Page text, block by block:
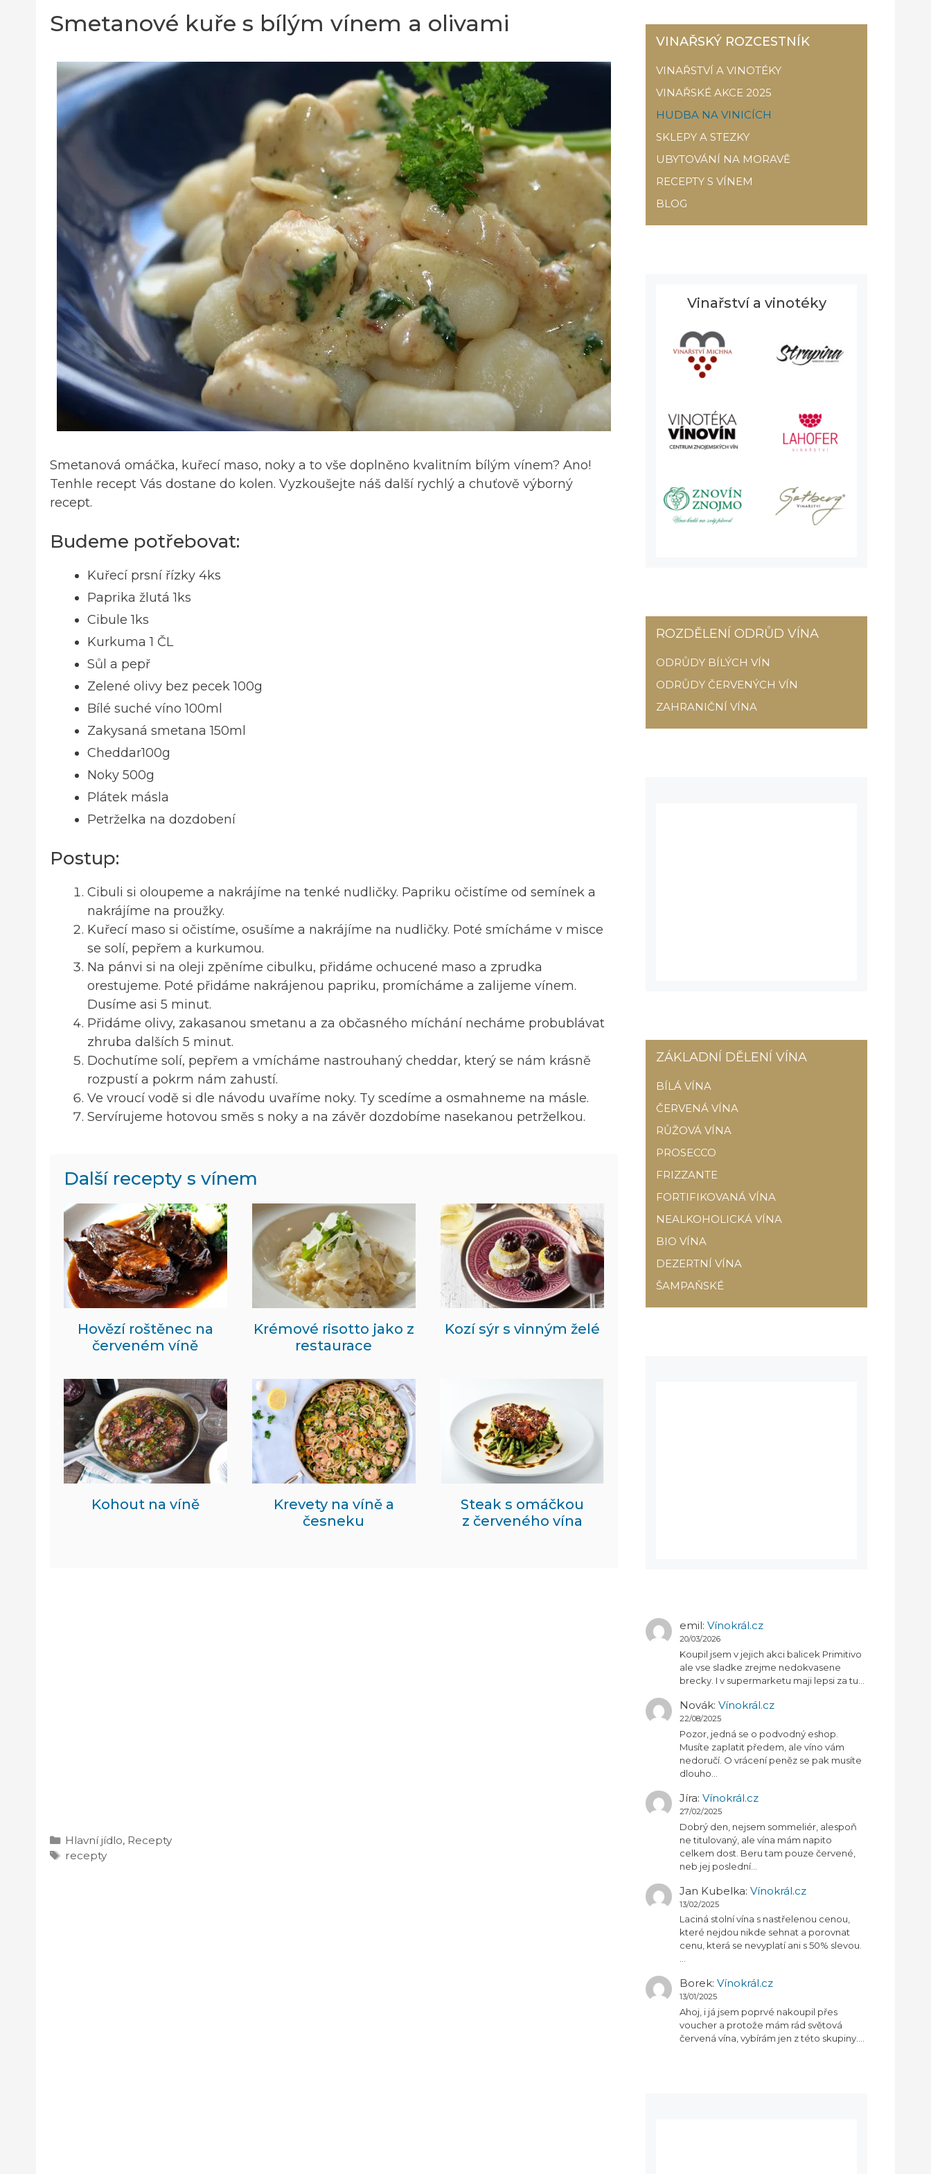
Smetanové kuře s bílým vínem a olivami
Smetanová omáčka, kuřecí maso, noky a to vše doplněno kvalitním bílým vínem? Ano!
Tenhle recept Vás dostane do kolen. Vyzkoušejte náš další rychlý a chuťově výborný
recept.
Budeme potřebovat:
Kuřecí prsní řízky 4ks
Paprika žlutá 1ks
Cibule 1ks
Kurkuma 1 ČL
Sůl a pepř
Zelené olivy bez pecek 100g
Bílé suché víno 100ml
Zakysaná smetana 150ml
Cheddar100g
Noky 500g
Plátek másla
Petrželka na dozdobení
Postup:
Cibuli si oloupeme a nakrájíme na tenké nudličky. Papriku očistíme od semínek a
nakrájíme na proužky.
Kuřecí maso si očistíme, osušíme a nakrájíme na nudličky. Poté smícháme v misce
se solí, pepřem a kurkumou.
Na pánvi si na oleji zpěníme cibulku, přidáme ochucené maso a zprudka
orestujeme. Poté přidáme nakrájenou papriku, promícháme a zalijeme vínem.
Dusíme asi 5 minut.
Přidáme olivy, zakasanou smetanu a za občasného míchání necháme probublávat
zhruba dalších 5 minut.
Dochutíme solí, pepřem a vmícháme nastrouhaný cheddar, který se nám krásně
rozpustí a pokrm nám zahustí.
Ve vroucí vodě si dle návodu uvaříme noky. Ty scedíme a osmahneme na másle.
Servírujeme hotovou směs s noky a na závěr dozdobíme nasekanou petrželkou.
Další recepty s vínem
Hovězí roštěnec na
červeném víně
Krémové risotto jako z
restaurace
Kozí sýr s vinným želé
Kohout na víně
Krevety na víně a
česneku
Steak s omáčkou
z červeného vína
Rubriky
Hlavní jídlo, Recepty
Štítky
recepty
VINAŘSKÝ ROZCESTNÍK
VINAŘSTVÍ A VINOTÉKY
VINAŘSKÉ AKCE 2025
HUDBA NA VINICÍCH
SKLEPY A STEZKY
UBYTOVÁNÍ NA MORAVĚ
RECEPTY S VÍNEM
BLOG
Vinařství a vinotéky
ROZDĚLENÍ ODRŮD VÍNA
ODRŮDY BÍLÝCH VÍN
ODRŮDY ČERVENÝCH VÍN
ZAHRANIČNÍ VÍNA
ZÁKLADNÍ DĚLENÍ VÍNA
BÍLÁ VÍNA
ČERVENÁ VÍNA
RŮŽOVÁ VÍNA
PROSECCO
FRIZZANTE
FORTIFIKOVANÁ VÍNA
NEALKOHOLICKÁ VÍNA
BIO VÍNA
DEZERTNÍ VÍNA
ŠAMPAŇSKÉ
emil: Vínokrál.cz
20/03/2026
Koupil jsem v jejich akci balicek Primitivo
ale vse sladke zrejme nedokvasene
brecky. I v supermarketu maji lepsi za tu…
Novák: Vínokrál.cz
22/08/2025
Pozor, jedná se o podvodný eshop.
Musíte zaplatit předem, ale víno vám
nedoručí. O vrácení peněz se pak musíte
dlouho…
Jíra: Vínokrál.cz
27/02/2025
Dobrý den, nejsem sommeliér, alespoň
ne titulovaný, ale vína mám napito
celkem dost. Beru tam pouze červené,
neb jej poslední…
Jan Kubelka: Vínokrál.cz
13/02/2025
Laciná stolní vína s nastřelenou cenou,
které nejdou nikde sehnat a porovnat
cenu, která se nevyplatí ani s 50% slevou.
…
Borek: Vínokrál.cz
13/01/2025
Ahoj, i já jsem poprvé nakoupil přes
voucher a protože mám rád světová
červená vína, vybírám jen z této skupiny.…